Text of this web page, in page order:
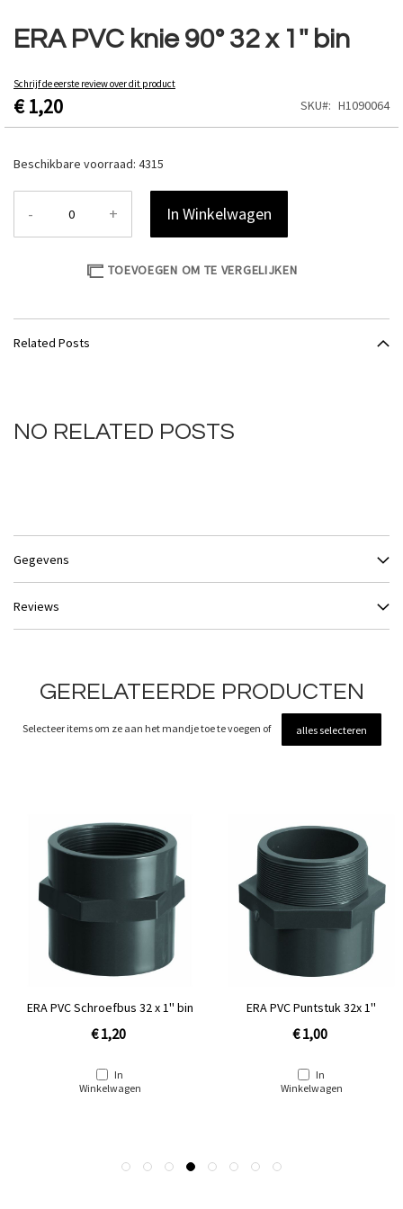
ERA PVC knie 90° 32 x 1'' bin
Schrijf de eerste review over dit product
€ 1,20 SKU H1090064
Beschikbare voorraad: 4315
- + In Winkelwagen
TOEVOEGEN OM TE VERGELIJKEN
naar
het
van
de
afbeeldingen-
Related Posts
NO RELATED POSTS
Gegevens
Reviews
GERELATEERDE PRODUCTEN
Selecteer items om ze aan het mandje toe te voegen of alles selecteren
ERA PVC Schroefbus 32 x 1'' bin
€ 1,20
In
Winkelwagen
ERA PVC Puntstuk 32x 1''
€ 1,00
In
Winkelwagen